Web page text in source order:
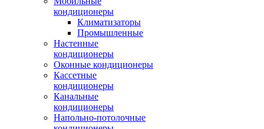
кондиционеры
Климатизаторы
Промышленные
Настенные
кондиционеры
Оконные кондиционеры
Кассетные
кондиционеры
Канальные
кондиционеры
Напольно-потолочные